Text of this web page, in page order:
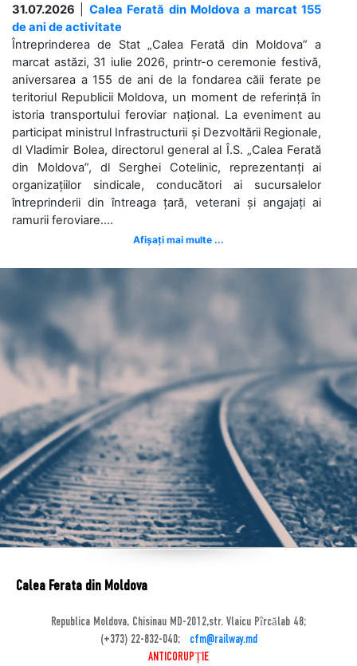
31.07.2026
Calea Ferată din Moldova a marcat 155
de ani de activitate
Întreprinderea de Stat „Calea Ferată din Moldova” a
marcat astăzi, 31 iulie 2026, printr-o ceremonie festivă,
aniversarea a 155 de ani de la fondarea căii ferate pe
teritoriul Republicii Moldova, un moment de referință în
istoria transportului feroviar național. La eveniment au
participat ministrul Infrastructurii și Dezvoltării Regionale,
dl Vladimir Bolea, directorul general al Î.S. „Calea Ferată
din Moldova”, dl Serghei Cotelinic, reprezentanți ai
organizațiilor sindicale, conducători ai sucursalelor
întreprinderii din întreaga țară, veterani și angajați ai
ramurii feroviare....
Afișați mai multe ...
Calea Ferata din Moldova
Republica Moldova, Chisinau MD-2012,str. Vlaicu Pîrcălab 48;
(+373) 22-832-040;
cfm@railway.md
ANTICORUPȚIE